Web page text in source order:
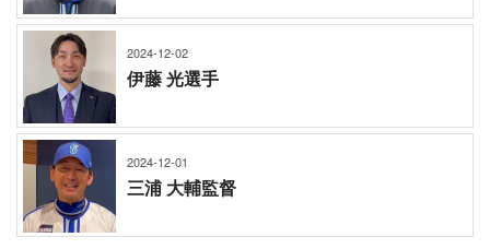
2024-12-02
伊藤 光選手
2024-12-01
三浦 大輔監督